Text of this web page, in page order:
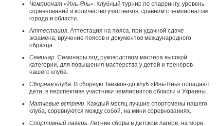
Чемпионат «Инь-Янь». Клубный турнир по спаррингу, уровень
соревнований и количество участников, сравним с чемпионатом
города и области.
Аттестация. Аттестация на пояса, при удачной сдаче
экзамена, вручение поясов и документов международного
образца.
Семинар. Семинары под руководством мастера высокой
категории, для повышения мастерства у детей и тренеров
нашего клуба.
Сборная клуба. В сборную Таеквон-до клуб «Инь-Янь» попадают
дети, в перспективе участники чемпионатов области и Украины.
Матчевые встречи. Каждый месяц лучшие спортсмены нашего
клуба, соревнуются между собой, на мини соревнованиях.
Спортивный лагерь. Летние сборы в детском лагере, на море.